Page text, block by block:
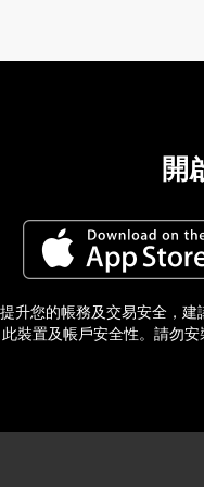
開
升您的帳務及交易安全，
此裝置及帳戶安全性。請勿安